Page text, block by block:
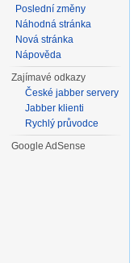
Poslední změny
Náhodná stránka
Nová stránka
Nápověda
Zajímavé odkazy
České jabber servery
Jabber klienti
Rychlý průvodce
Google AdSense